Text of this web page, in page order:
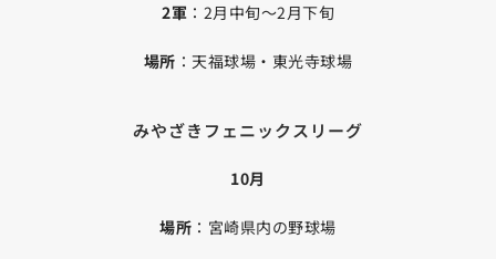
2軍 ：2月中旬～2月下旬
場所 ：天福球場・東光寺球場
みやざきフェニックスリーグ
10月
場所 ：宮崎県内の野球場